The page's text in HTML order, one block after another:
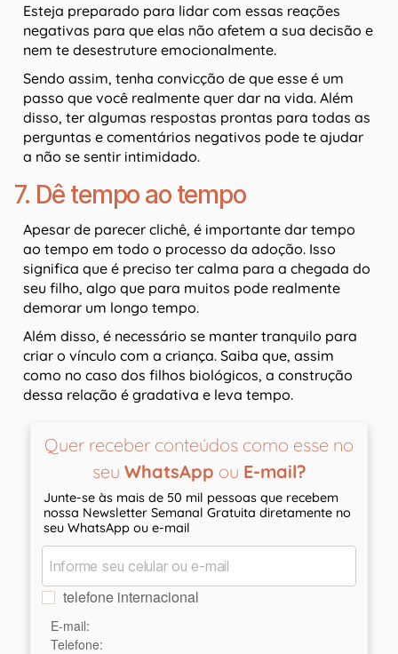
Esteja preparado para lidar com essas reações
negativas para que elas não afetem a sua decisão e
nem te desestruture emocionalmente.
Sendo assim, tenha convicção de que esse é um
passo que você realmente quer dar na vida. Além
disso, ter algumas respostas prontas para todas as
perguntas e comentários negativos pode te ajudar
a não se sentir intimidado.
7. Dê tempo ao tempo
Apesar de parecer clichê, é importante dar tempo
ao tempo em todo o processo da adoção. Isso
significa que é preciso ter calma para a chegada do
seu filho, algo que para muitos pode realmente
demorar um longo tempo.
Além disso, é necessário se manter tranquilo para
criar o vínculo com a criança. Saiba que, assim
como no caso dos filhos biológicos, a construção
dessa relação é gradativa e leva tempo.
Quer receber conteúdos como esse no
seu WhatsApp ou E-mail?
Junte-se às mais de 50 mil pessoas que recebem
nossa Newsletter Semanal Gratuita diretamente no
seu WhatsApp ou e-mail
telefone internacional
E-mail:
Telefone: